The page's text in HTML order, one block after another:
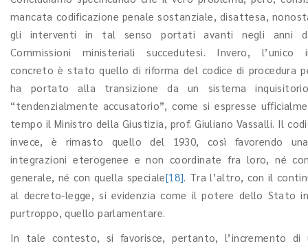
mancata codificazione penale sostanziale, disattesa,
gli interventi in tal senso portati avanti negli anni
Commissioni ministeriali succedutesi. Invero, l’unico
concreto è stato quello di riforma del codice di procedura
ha portato alla transizione da un sistema
“tendenzialmente accusatorio”, come si espresse
tempo il Ministro della Giustizia, prof. Giuliano Vassalli. Il
invece, è rimasto quello del 1930, così favorendo
integrazioni eterogenee e non coordinate fra loro, né
generale, né con quella speciale[18]. Tra l’altro, con il
al decreto-legge, si evidenzia come il potere dello Stato
purtroppo, quello parlamentare.
In tale contesto, si favorisce, pertanto, l’incremento